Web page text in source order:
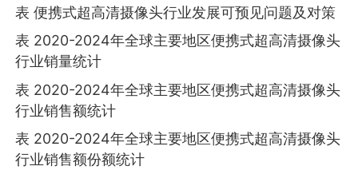
表 便携式超高清摄像头行业发展可预见问题及对策
表 2020-2024年全球主要地区便携式超高清摄像头
行业销量统计
表 2020-2024年全球主要地区便携式超高清摄像头
行业销售额统计
表 2020-2024年全球主要地区便携式超高清摄像头
行业销售额份额统计